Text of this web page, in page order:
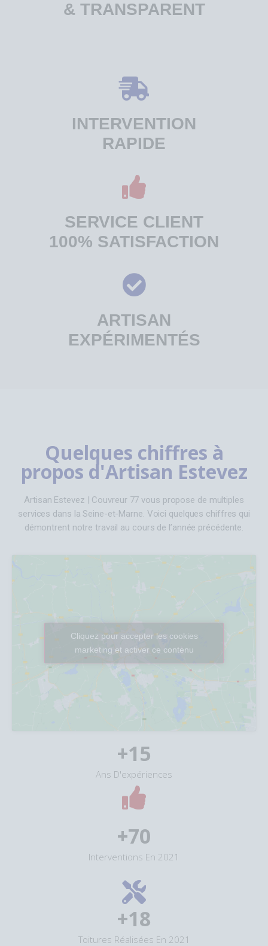
& TRANSPARENT
INTERVENTION
RAPIDE
SERVICE CLIENT
100% SATISFACTION
ARTISAN
EXPÉRIMENTÉS
Quelques chiffres à
propos d'Artisan Estevez
Artisan Estevez | Couvreur 77 vous propose de multiples
services dans la Seine-et-Marne. Voici quelques chiffres qui
démontrent notre travail au cours de l’année précédente.
Cliquez pour accepter les cookies
marketing et activer ce contenu
Ans D'expériences
+15
Interventions En 2021
+70
Toitures Réalisées En 2021
+18